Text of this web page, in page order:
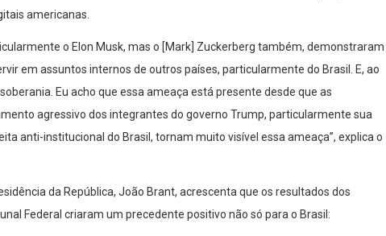
americanas.
o Elon Musk, mas o [Mark] Zuckerberg também, demonstraram
em assuntos internos de outros países, particularmente do Brasil. E, ao
Eu acho que essa ameaça está presente desde que as
agressivo dos integrantes do governo Trump, particularmente sua
anti-institucional do Brasil, tornam muito visível essa ameaça”, explica o
da República, João Brant, acrescenta que os resultados dos
Federal criaram um precedente positivo não só para o Brasil: